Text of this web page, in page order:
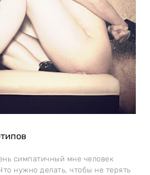
симпатичный мне человек
нужно делать, чтобы не терять